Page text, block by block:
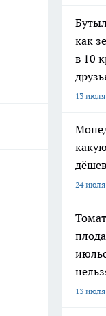
как
в 10
13 июля
24 июля
13 июля